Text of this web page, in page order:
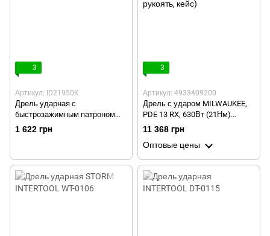
3
Артикул: ID21950K
Дрель ударная с
быстрозажимным патроном
Sturm ID21950K 950 Вт
1 622 грн
3
Артикул: 4933409200
Дрель с ударом MILWAUKEE,
PDE 13 RX, 630Вт (21Нм)
(боковая рукоять, кейс)
11 368 грн
Оптовые цены